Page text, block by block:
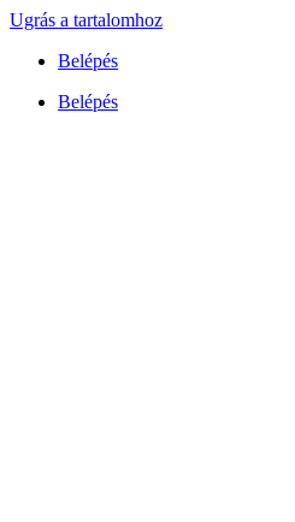
Ugrás a tartalomhoz
Belépés
Belépés